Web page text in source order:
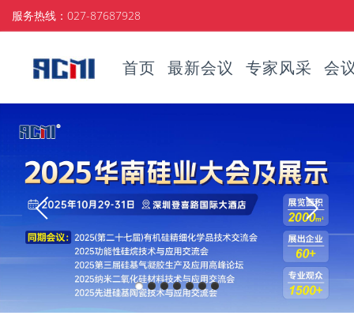
服务热线：027-87687928
首页 最新会议 专家风采 会